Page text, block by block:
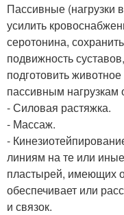
Пассивные (нагрузки
усилить
серотонина,
подвижность
подготовить
пассивным нагрузкам
- Силовая растяжка.
- Массаж.
-
линиям на те или
пластырей, имеющих
обеспечивает или
и связок.